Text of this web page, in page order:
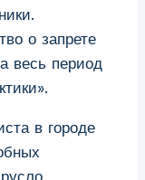
о запрете
весь период
в городе